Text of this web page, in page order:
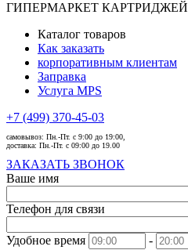
ГИПЕРМАРКЕТ КАРТРИДЖЕЙ
Каталог товаров
Как заказать
корпоративным клиентам
Заправка
Услуга MPS
+7 (499) 370-45-03
самовывоз: Пн.-Пт. с 9:00 до 19:00,
доставка: Пн.-Пт. с 09:00 до 19.00
ЗАКАЗАТЬ ЗВОНОК
Ваше имя
Телефон для связи
Удобное время
-